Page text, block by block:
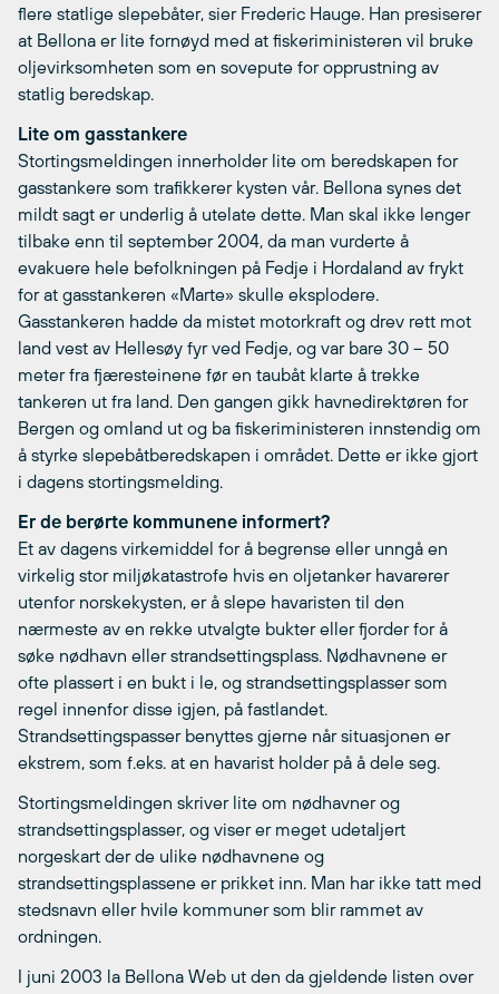
flere statlige slepebåter, sier Frederic Hauge. Han presiserer
at Bellona er lite fornøyd med at fiskeriministeren vil bruke
oljevirksomheten som en sovepute for opprustning av
statlig beredskap.
Lite om gasstankere
Stortingsmeldingen innerholder lite om beredskapen for
gasstankere som trafikkerer kysten vår. Bellona synes det
mildt sagt er underlig å utelate dette. Man skal ikke lenger
tilbake enn til september 2004, da man vurderte å
evakuere hele befolkningen på Fedje i Hordaland av frykt
for at gasstankeren «Marte» skulle eksplodere.
Gasstankeren hadde da mistet motorkraft og drev rett mot
land vest av Hellesøy fyr ved Fedje, og var bare 30 – 50
meter fra fjæresteinene før en taubåt klarte å trekke
tankeren ut fra land. Den gangen gikk havnedirektøren for
Bergen og omland ut og ba fiskeriministeren innstendig om
å styrke slepebåtberedskapen i området. Dette er ikke gjort
i dagens stortingsmelding.
Er de berørte kommunene informert?
Et av dagens virkemiddel for å begrense eller unngå en
virkelig stor miljøkatastrofe hvis en oljetanker havarerer
utenfor norskekysten, er å slepe havaristen til den
nærmeste av en rekke utvalgte bukter eller fjorder for å
søke nødhavn eller strandsettingsplass. Nødhavnene er
ofte plassert i en bukt i le, og strandsettingsplasser som
regel innenfor disse igjen, på fastlandet.
Strandsettingspasser benyttes gjerne når situasjonen er
ekstrem, som f.eks. at en havarist holder på å dele seg.
Stortingsmeldingen skriver lite om nødhavner og
strandsettingsplasser, og viser er meget udetaljert
norgeskart der de ulike nødhavnene og
strandsettingsplassene er prikket inn. Man har ikke tatt med
stedsnavn eller hvile kommuner som blir rammet av
ordningen.
I juni 2003 la Bellona Web ut den da gjeldende listen over